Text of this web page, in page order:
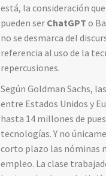
está, la consideración
pueden ser ChatGPT o
no se desmarca del
referencia al uso de la
repercusiones.
Según Goldman Sachs,
entre Estados Unidos y
hasta 14 millones de
tecnologías. Y no
corto plazo las nóminas
empleo. La clase